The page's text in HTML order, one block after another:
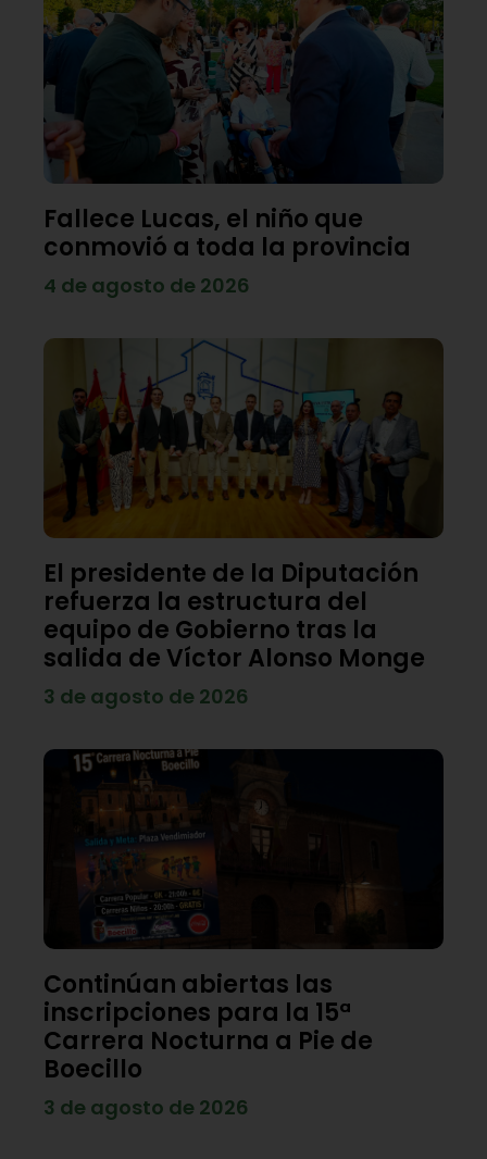
Fallece Lucas, el niño que
conmovió a toda la provincia
4 de agosto de 2026
El presidente de la Diputación
refuerza la estructura del
equipo de Gobierno tras la
salida de Víctor Alonso Monge
3 de agosto de 2026
Continúan abiertas las
inscripciones para la 15ª
Carrera Nocturna a Pie de
Boecillo
3 de agosto de 2026